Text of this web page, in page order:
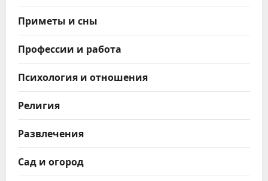
Приметы и сны
Профессии и работа
Психология и отношения
Религия
Развлечения
Сад и огород